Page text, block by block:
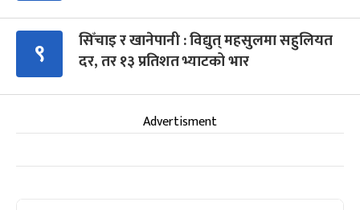
९
सिँचाइ र खानेपानी : विद्युत् महसुलमा सहुलियत
दर, तर १३ प्रतिशत भ्याटको भार
Advertisment